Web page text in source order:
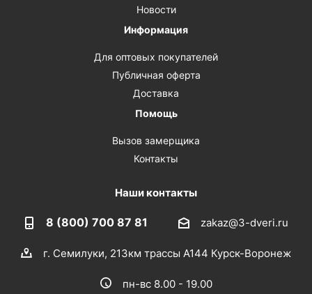
Новости
Информация
Для оптовых покупателей
Публичная оферта
Доставка
Помощь
Вызов замерщика
Контакты
Наши контакты
8 (800) 700 87 81 zakaz@3-dveri.ru
г. Семилуки, 213км трассы А144 Курск-Воронеж
пн-вс 8.00 - 19.00